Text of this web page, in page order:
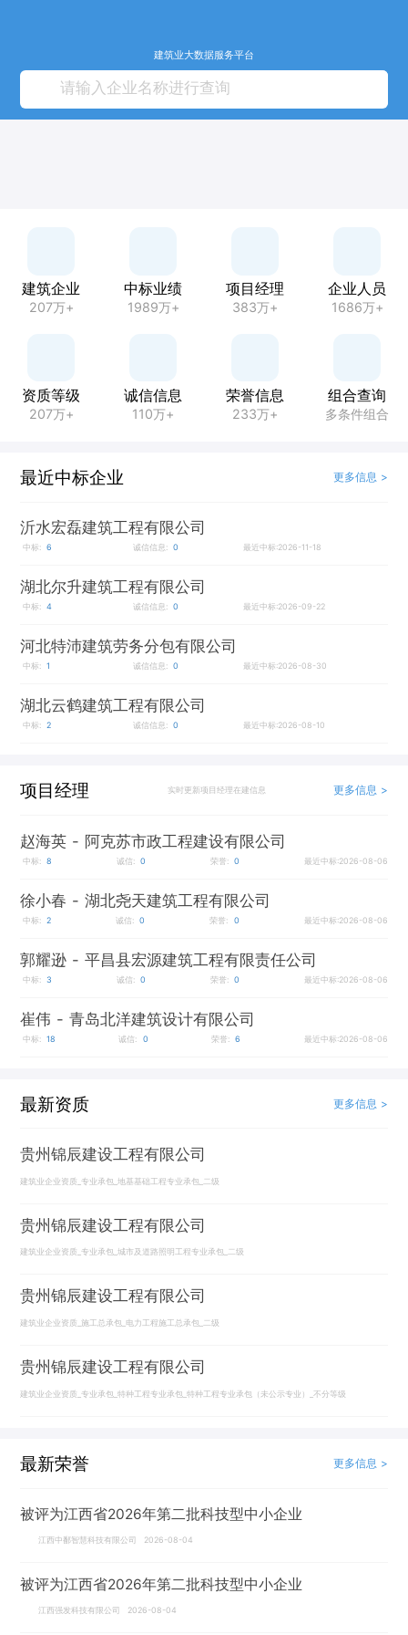
建筑业大数据服务平台
建筑企业
207万+
中标业绩
1989万+
项目经理
383万+
企业人员
1686万+
资质等级
207万+
诚信信息
110万+
荣誉信息
233万+
组合查询
多条件组合
最近中标企业 更多信息 >
沂水宏磊建筑工程有限公司
中标: 6 诚信信息: 0 最近中标:2026-11-18
湖北尔升建筑工程有限公司
中标: 4 诚信信息: 0 最近中标:2026-09-22
河北特沛建筑劳务分包有限公司
中标: 1 诚信信息: 0 最近中标:2026-08-30
湖北云鹤建筑工程有限公司
中标: 2 诚信信息: 0 最近中标:2026-08-10
项目经理 实时更新项目经理在建信息 更多信息 >
赵海英 - 阿克苏市政工程建设有限公司
中标: 8 诚信: 0 荣誉: 0 最近中标:2026-08-06
徐小春 - 湖北尧天建筑工程有限公司
中标: 2 诚信: 0 荣誉: 0 最近中标:2026-08-06
郭耀逊 - 平昌县宏源建筑工程有限责任公司
中标: 3 诚信: 0 荣誉: 0 最近中标:2026-08-06
崔伟 - 青岛北洋建筑设计有限公司
中标: 18 诚信: 0 荣誉: 6 最近中标:2026-08-06
最新资质 更多信息 >
贵州锦辰建设工程有限公司
建筑业企业资质_专业承包_地基基础工程专业承包_二级
贵州锦辰建设工程有限公司
建筑业企业资质_专业承包_城市及道路照明工程专业承包_二级
贵州锦辰建设工程有限公司
建筑业企业资质_施工总承包_电力工程施工总承包_二级
贵州锦辰建设工程有限公司
建筑业企业资质_专业承包_特种工程专业承包_特种工程专业承包（未公示专业）_不分等级
最新荣誉 更多信息 >
被评为江西省2026年第二批科技型中小企业
江西中鄱智慧科技有限公司 2026-08-04
被评为江西省2026年第二批科技型中小企业
江西强发科技有限公司 2026-08-04